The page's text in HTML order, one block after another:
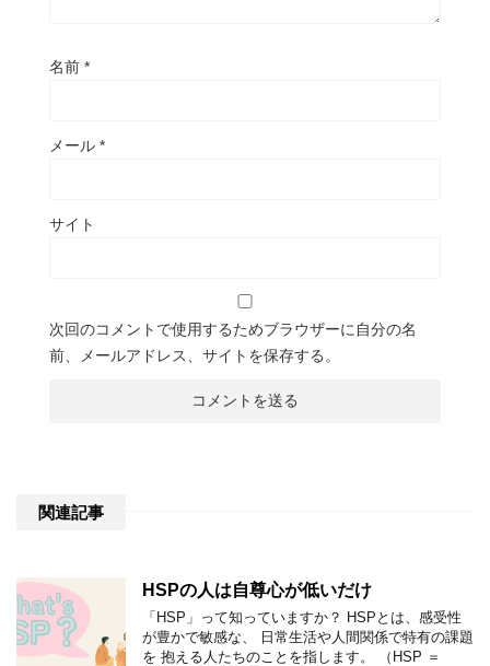
名前 *
メール *
サイト
次回のコメントで使用するためブラウザーに自分の名
前、メールアドレス、サイトを保存する。
関連記事
HSPの人は自尊心が低いだけ
「HSP」って知っていますか？ HSPとは、感受性
が豊かで敏感な、 日常生活や人間関係で特有の課題
を 抱える人たちのことを指します。 （HSP ＝